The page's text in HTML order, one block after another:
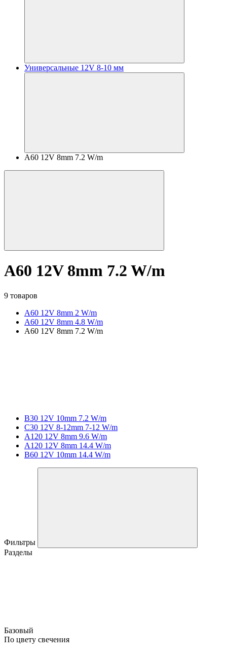
Универсальные 12V 8-10 мм
A60 12V 8mm 7.2 W/m
A60 12V 8mm 7.2 W/m
9 товаров
A60 12V 8mm 2 W/m
A60 12V 8mm 4.8 W/m
A60 12V 8mm 7.2 W/m
B30 12V 10mm 7.2 W/m
C30 12V 8-12mm 7-12 W/m
A120 12V 8mm 9.6 W/m
A120 12V 8mm 14.4 W/m
B60 12V 10mm 14.4 W/m
Фильтры
Разделы
Базовый
По цвету свечения